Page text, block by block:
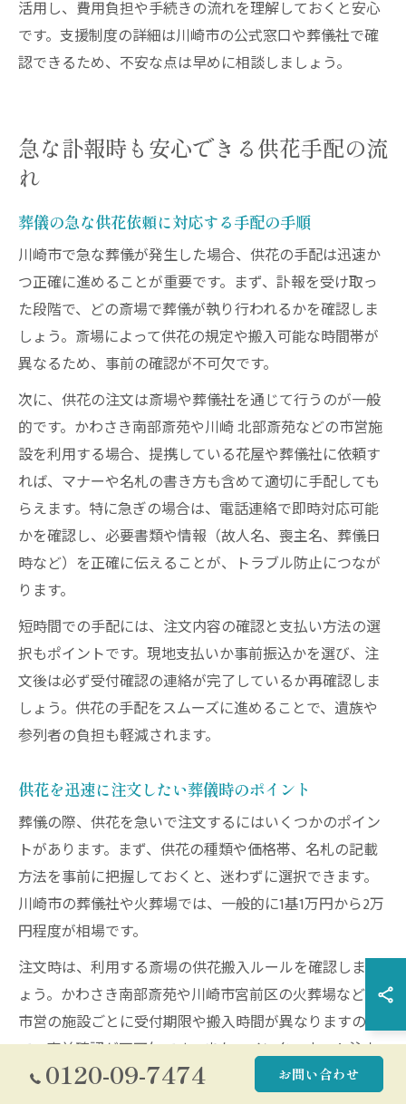
活用し、費用負担や手続きの流れを理解しておくと安心
です。支援制度の詳細は川崎市の公式窓口や葬儀社で確
認できるため、不安な点は早めに相談しましょう。
急な訃報時も安心できる供花手配の流
れ
葬儀の急な供花依頼に対応する手配の手順
川崎市で急な葬儀が発生した場合、供花の手配は迅速か
つ正確に進めることが重要です。まず、訃報を受け取っ
た段階で、どの斎場で葬儀が執り行われるかを確認しま
しょう。斎場によって供花の規定や搬入可能な時間帯が
異なるため、事前の確認が不可欠です。
次に、供花の注文は斎場や葬儀社を通じて行うのが一般
的です。かわさき南部斎苑や川崎 北部斎苑などの市営施
設を利用する場合、提携している花屋や葬儀社に依頼す
れば、マナーや名札の書き方も含めて適切に手配しても
らえます。特に急ぎの場合は、電話連絡で即時対応可能
かを確認し、必要書類や情報（故人名、喪主名、葬儀日
時など）を正確に伝えることが、トラブル防止につなが
ります。
短時間での手配には、注文内容の確認と支払い方法の選
択もポイントです。現地支払いか事前振込かを選び、注
文後は必ず受付確認の連絡が完了しているか再確認しま
しょう。供花の手配をスムーズに進めることで、遺族や
参列者の負担も軽減されます。
供花を迅速に注文したい葬儀時のポイント
葬儀の際、供花を急いで注文するにはいくつかのポイン
トがあります。まず、供花の種類や価格帯、名札の記載
方法を事前に把握しておくと、迷わずに選択できます。
川崎市の葬儀社や火葬場では、一般的に1基1万円から2万
円程度が相場です。
注文時は、利用する斎場の供花搬入ルールを確認しまし
ょう。かわさき南部斎苑や川崎市宮前区の火葬場など、
市営の施設ごとに受付期限や搬入時間が異なりますの
で、事前確認が不可欠です。また、インターネット注文
や電話注文を活用すると、遠方からでも迅速に手配が可
0120-09-7474 お問い合わせ